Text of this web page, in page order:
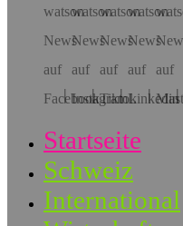
Startseite
Schweiz
International